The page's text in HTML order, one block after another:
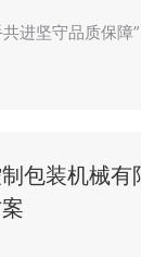
进坚守品质保障”
制包装机械